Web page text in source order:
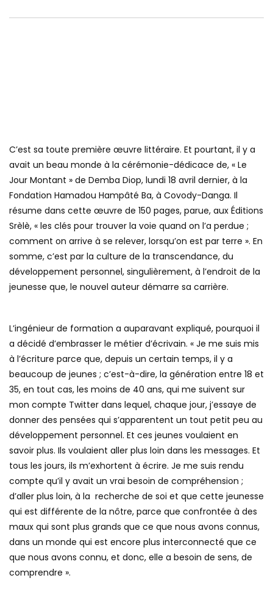
C’est sa toute première œuvre littéraire. Et pourtant, il y a
avait un beau monde à la cérémonie-dédicace de, « Le
Jour Montant » de Demba Diop, lundi 18 avril dernier, à la
Fondation Hamadou Hampâté Ba, à Covody-Danga. Il
résume dans cette œuvre de 150 pages, parue, aux Éditions
Srèlè, « les clés pour trouver la voie quand on l’a perdue ;
comment on arrive à se relever, lorsqu’on est par terre ». En
somme, c’est par la culture de la transcendance, du
développement personnel, singulièrement, à l’endroit de la
jeunesse que, le nouvel auteur démarre sa carrière.
L’ingénieur de formation a auparavant expliqué, pourquoi il
a décidé d’embrasser le métier d’écrivain. « Je me suis mis
à l’écriture parce que, depuis un certain temps, il y a
beaucoup de jeunes ; c’est-à-dire, la génération entre 18 et
35, en tout cas, les moins de 40 ans, qui me suivent sur
mon compte Twitter dans lequel, chaque jour, j’essaye de
donner des pensées qui s’apparentent un tout petit peu au
développement personnel. Et ces jeunes voulaient en
savoir plus. Ils voulaient aller plus loin dans les messages. Et
tous les jours, ils m’exhortent à écrire. Je me suis rendu
compte qu’il y avait un vrai besoin de compréhension ;
d’aller plus loin, à la recherche de soi et que cette jeunesse
qui est différente de la nôtre, parce que confrontée à des
maux qui sont plus grands que ce que nous avons connus,
dans un monde qui est encore plus interconnecté que ce
que nous avons connu, et donc, elle a besoin de sens, de
comprendre ».